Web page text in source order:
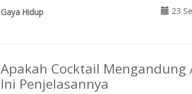
Gaya Hidup 23
Apakah Cocktail Mengandung
Ini Penjelasannya